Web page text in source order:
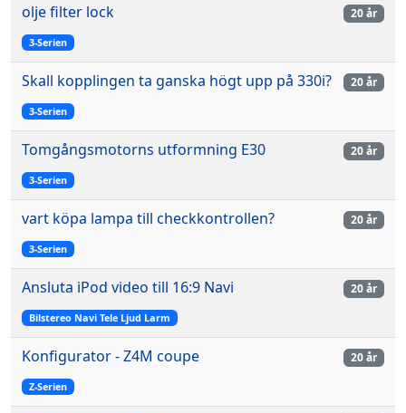
olje filter lock
3-Serien
20 år
Skall kopplingen ta ganska högt upp på 330i?
3-Serien
20 år
Tomgångsmotorns utformning E30
3-Serien
20 år
vart köpa lampa till checkkontrollen?
3-Serien
20 år
Ansluta iPod video till 16:9 Navi
Bilstereo Navi Tele Ljud Larm
20 år
Konfigurator - Z4M coupe
Z-Serien
20 år